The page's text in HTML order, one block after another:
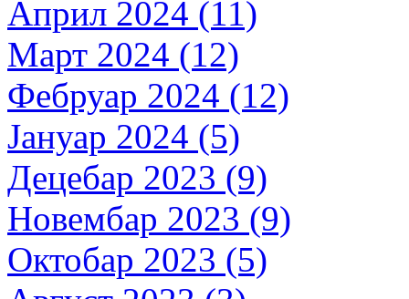
Април 2024 (11)
Март 2024 (12)
Фебруар 2024 (12)
Јануар 2024 (5)
Децебар 2023 (9)
Новембар 2023 (9)
Октобар 2023 (5)